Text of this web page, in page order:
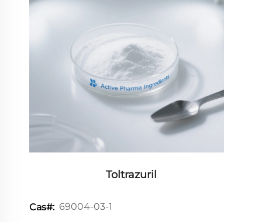
Toltrazuril
Cas#: 69004-03-1